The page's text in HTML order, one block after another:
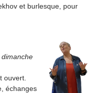
et burlesque, pour
ouvert.
échanges